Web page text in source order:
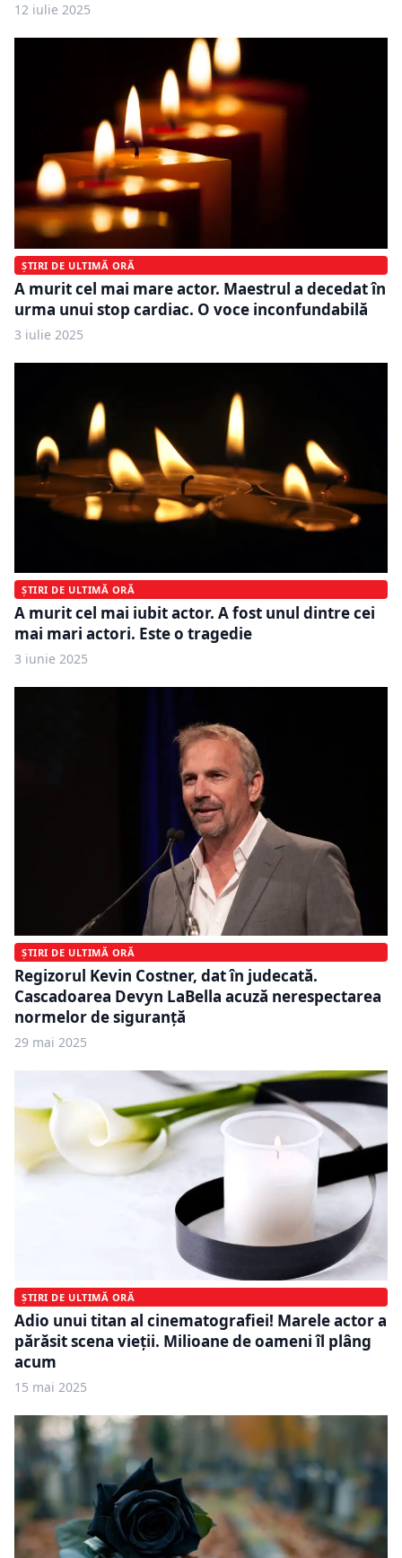
12 iulie 2025
ȘTIRI DE ULTIMĂ ORĂ
A murit cel mai mare actor. Maestrul a decedat în
urma unui stop cardiac. O voce inconfundabilă
3 iulie 2025
ȘTIRI DE ULTIMĂ ORĂ
A murit cel mai iubit actor. A fost unul dintre cei
mai mari actori. Este o tragedie
3 iunie 2025
ȘTIRI DE ULTIMĂ ORĂ
Regizorul Kevin Costner, dat în judecată.
Cascadoarea Devyn LaBella acuză nerespectarea
normelor de siguranță
29 mai 2025
ȘTIRI DE ULTIMĂ ORĂ
Adio unui titan al cinematografiei! Marele actor a
părăsit scena vieții. Milioane de oameni îl plâng
acum
15 mai 2025